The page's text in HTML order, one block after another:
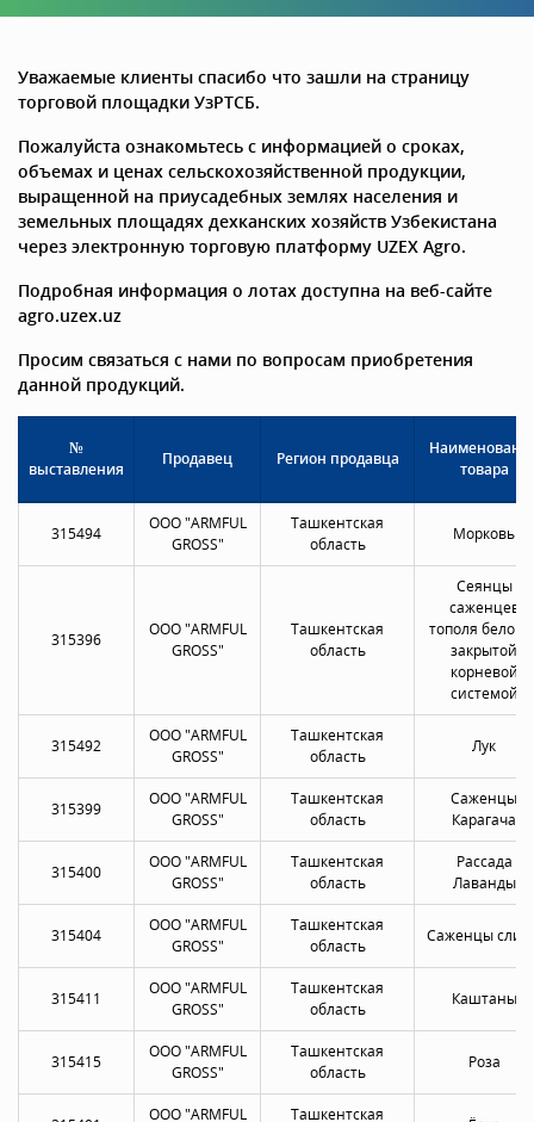
Уважаемые клиенты спасибо что зашли на страницу
торговой площадки УзРТСБ.
Пожалуйста ознакомьтесь с информацией о сроках,
объемах и ценах сельскохозяйственной продукции,
выращенной на приусадебных землях населения и
земельных площадях дехканских хозяйств Узбекистана
через электронную торговую платформу UZEX Agro.
Подробная информация о лотах доступна на веб-сайте
agro.uzex.uz
Просим связаться с нами по вопросам приобретения
данной продукций.
№
выставления
Продавец Регион продавца
товара
315494
OOO "ARMFUL
GROSS"
Ташкентская
область
Морковь
315396
OOO "ARMFUL
GROSS"
Ташкентская
область
Сеянцы
саженцев
тополя белого
закрытой
корневой
системой
315492
OOO "ARMFUL
GROSS"
Ташкентская
область
Лук
315399
OOO "ARMFUL
GROSS"
Ташкентская
область
Саженцы
Карагача
315400
OOO "ARMFUL
GROSS"
Ташкентская
область
Рассада
Лаванды
315404
OOO "ARMFUL
GROSS"
Ташкентская
область
Саженцы
315411
OOO "ARMFUL
GROSS"
Ташкентская
область
Каштаны
315415
OOO "ARMFUL
GROSS"
Ташкентская
область
Роза
OOO "ARMFUL
Ташкентская